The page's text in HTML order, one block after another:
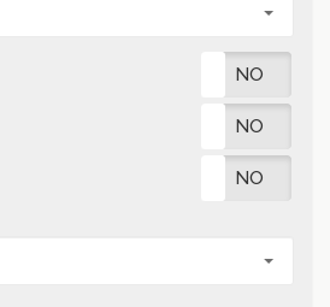
NO
NO
NO